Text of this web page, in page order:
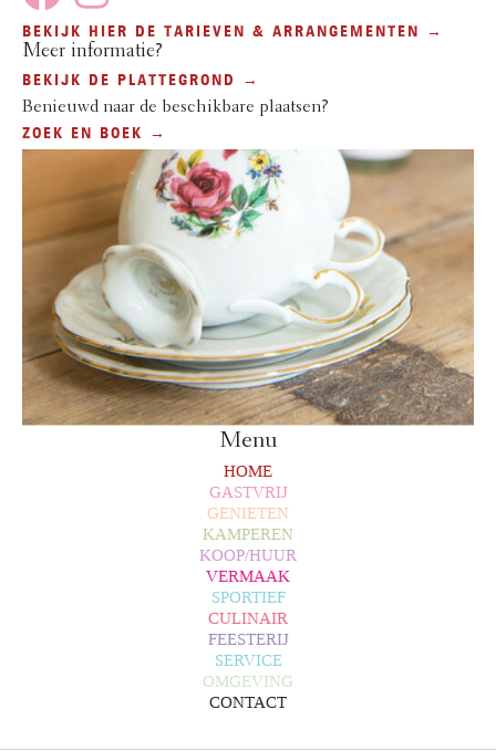
BEKIJK HIER DE TARIEVEN & ARRANGEMENTEN →
Meer informatie?
BEKIJK DE PLATTEGROND →
Benieuwd naar de beschikbare plaatsen?
ZOEK EN BOEK →
Menu
HOME
GASTVRIJ
GENIETEN
KAMPEREN
KOOP/HUUR
VERMAAK
SPORTIEF
CULINAIR
FEESTERIJ
SERVICE
OMGEVING
CONTACT